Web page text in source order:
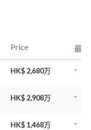
Price 最
HK$ 2,680万 -
HK$ 2,908万 -
HK$ 1,468万 -